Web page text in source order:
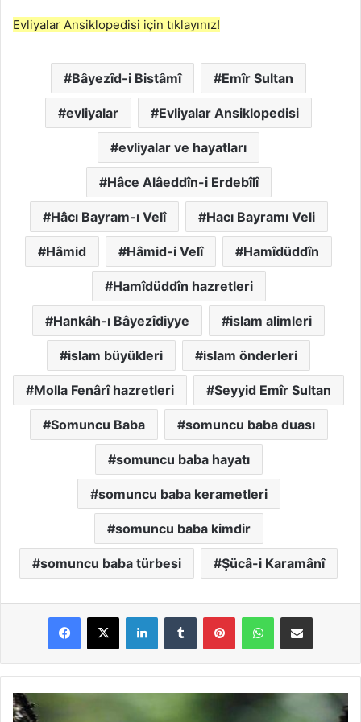
Evliyalar Ansiklopedisi için tıklayınız!
Bâyezîd-i Bistâmî Emîr Sultan
evliyalar Evliyalar Ansiklopedisi
evliyalar ve hayatları
Hâce Alâeddîn-i Erdebîlî
Hâcı Bayram-ı Velî Hacı Bayramı Veli
Hâmid Hâmid-i Velî Hamîdüddîn
Hamîdüddîn hazretleri
Hankâh-ı Bâyezîdiyye islam alimleri
islam büyükleri islam önderleri
Molla Fenârî hazretleri Seyyid Emîr Sultan
Somuncu Baba somuncu baba duası
somuncu baba hayatı
somuncu baba kerametleri
somuncu baba kimdir
somuncu baba türbesi Şücâ-i Karamânî
S
û